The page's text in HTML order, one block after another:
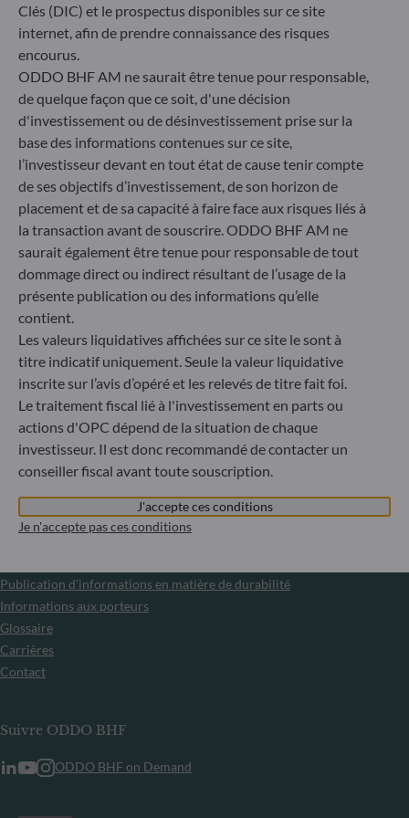
6, rue Gabriel Lippmann
L-5365 Munsbach
Luxembourg
+352 45 76 76 245
Enregistré au registre du commerce et des sociétés de
Luxembourg sous le numéro B 29891 Agréé et supervisé
par la commission de Surveillance du Secteur Financier
(CSSF)
Communiqué sur les sanctions européennes contre la
Russie
S’inscrivant dans le cadre des sanctions prises par l’Union
européenne dans le cadre de la crise ukrainienne, nous vous
informons que, compte tenu des dispositions des
règlements UE n°833/2014 et UE n°398/2022, la
souscription des parts des fonds gérés par la Société de
Gestion est interdite à tout ressortissant russe ou
biélorusse, à toute personne physique résidant en Russie
ou en Biélorussie ou à toute personne morale, toute entité
ou tout organisme établi en Russie ou en Biélorussie, à
l’exception des ressortissants d’un État membre de l’Union
européenne et aux personnes physiques titulaires d’un titre
de séjour temporaire ou permanent dans un État membre.
Informations
Publication d’informations en matière de durabilité
Informations aux porteurs
Glossaire
Carrières
Contact
Suivre ODDO BHF
ODDO BHF on Demand
Clés (DIC) et le prospectus disponibles sur ce site
internet, afin de prendre connaissance des risques
encourus.
ODDO BHF AM ne saurait être tenue pour responsable,
de quelque façon que ce soit, d'une décision
d'investissement ou de désinvestissement prise sur la
base des informations contenues sur ce site,
l’investisseur devant en tout état de cause tenir compte
de ses objectifs d’investissement, de son horizon de
placement et de sa capacité à faire face aux risques liés à
la transaction avant de souscrire. ODDO BHF AM ne
saurait également être tenue pour responsable de tout
dommage direct ou indirect résultant de l’usage de la
présente publication ou des informations qu’elle
contient.
Les valeurs liquidatives affichées sur ce site le sont à
titre indicatif uniquement. Seule la valeur liquidative
inscrite sur l’avis d’opéré et les relevés de titre fait foi.
Le traitement fiscal lié à l'investissement en parts ou
actions d'OPC dépend de la situation de chaque
investisseur. Il est donc recommandé de contacter un
conseiller fiscal avant toute souscription.
J'accepte ces conditions
Je n'accepte pas ces conditions